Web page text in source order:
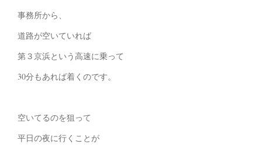
事務所から、
道路が空いていれば
第３京浜という高速に乗って
30分もあれば着くのです。
空いてるのを狙って
平日の夜に行くことが